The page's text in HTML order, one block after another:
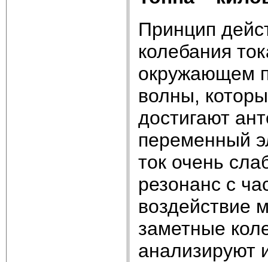
Принцип
колебания
окружающем
волны,
достигают
переменный
ток очень
резонанс с
воздействие
заметные
анализируют